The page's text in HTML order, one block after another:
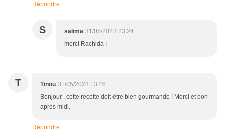
Répondre
S salima 31/05/2023 23:24
merci Rachida !
T Tinou 31/05/2023 13:46
Bonjour , cette recette doit être bien gourmande ! Merci et bon
après midi.
Répondre